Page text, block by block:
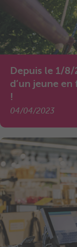
Depuis le 1/
d’un jeune
!
04/04/2023